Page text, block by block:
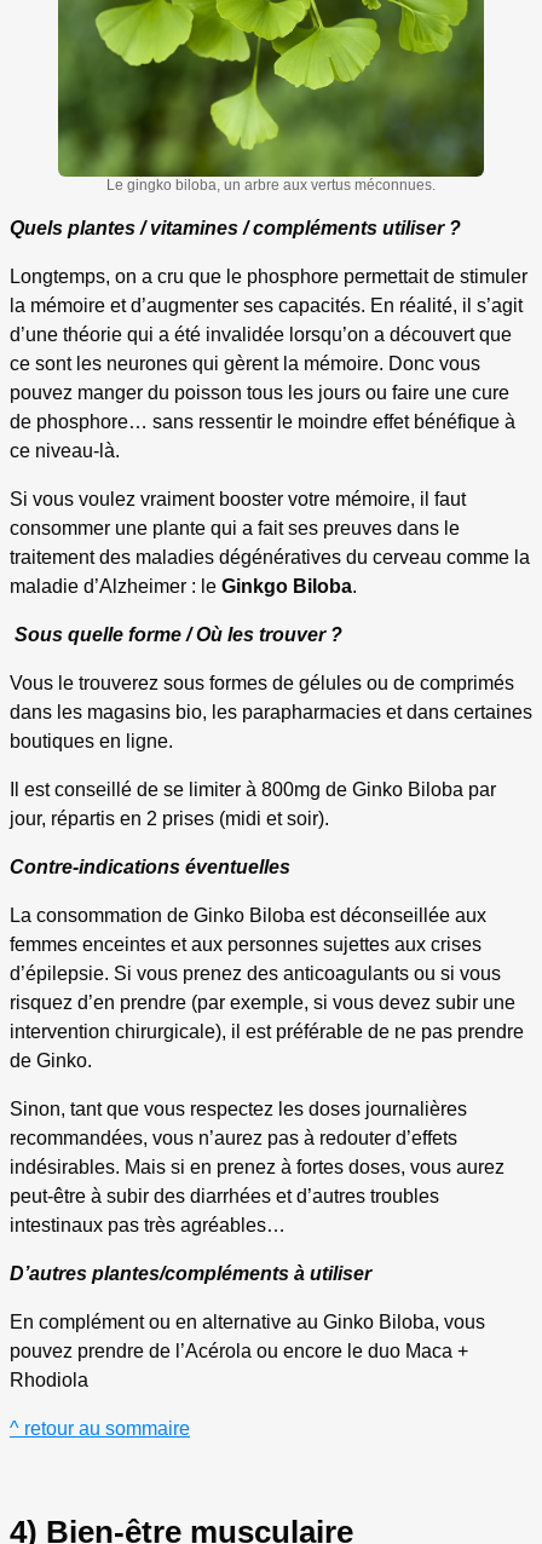
Le gingko biloba, un arbre aux vertus méconnues.
Quels plantes / vitamines / compléments utiliser ?
Longtemps, on a cru que le phosphore permettait de stimuler
la mémoire et d’augmenter ses capacités. En réalité, il s’agit
d’une théorie qui a été invalidée lorsqu’on a découvert que
ce sont les neurones qui gèrent la mémoire. Donc vous
pouvez manger du poisson tous les jours ou faire une cure
de phosphore… sans ressentir le moindre effet bénéfique à
ce niveau-là.
Si vous voulez vraiment booster votre mémoire, il faut
consommer une plante qui a fait ses preuves dans le
traitement des maladies dégénératives du cerveau comme la
maladie d’Alzheimer : le Ginkgo Biloba.
Sous quelle forme / Où les trouver ?
Vous le trouverez sous formes de gélules ou de comprimés
dans les magasins bio, les parapharmacies et dans certaines
boutiques en ligne.
Il est conseillé de se limiter à 800mg de Ginko Biloba par
jour, répartis en 2 prises (midi et soir).
Contre-indications éventuelles
La consommation de Ginko Biloba est déconseillée aux
femmes enceintes et aux personnes sujettes aux crises
d’épilepsie. Si vous prenez des anticoagulants ou si vous
risquez d’en prendre (par exemple, si vous devez subir une
intervention chirurgicale), il est préférable de ne pas prendre
de Ginko.
Sinon, tant que vous respectez les doses journalières
recommandées, vous n’aurez pas à redouter d’effets
indésirables. Mais si en prenez à fortes doses, vous aurez
peut-être à subir des diarrhées et d’autres troubles
intestinaux pas très agréables…
D’autres plantes/compléments à utiliser
En complément ou en alternative au Ginko Biloba, vous
pouvez prendre de l’Acérola ou encore le duo Maca +
Rhodiola
^ retour au sommaire
4) Bien-être musculaire